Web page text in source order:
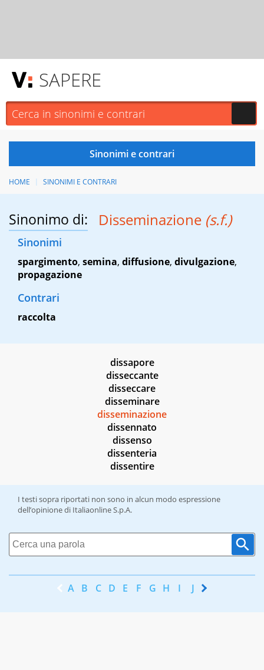
SAPERE
HOME SINONIMI E CONTRARI
Sinonimo di: Disseminazione (s.f.)
Sinonimi
spargimento, semina, diffusione, divulgazione,
propagazione
Contrari
raccolta
dissapore
disseccante
disseccare
disseminare
disseminazione
dissennato
dissenso
dissenteria
dissentire
I testi sopra riportati non sono in alcun modo espressione
dell’opinione di Italiaonline S.p.A.
A B C D E F G H I J K